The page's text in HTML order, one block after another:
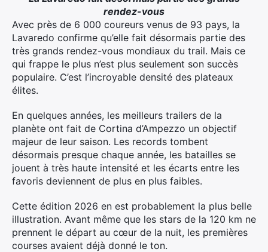
rendez-vous
Avec près de 6 000 coureurs venus de 93 pays, la
Lavaredo confirme qu’elle fait désormais partie des
très grands rendez-vous mondiaux du trail. Mais ce
qui frappe le plus n’est plus seulement son succès
populaire. C’est l’incroyable densité des plateaux
élites.
En quelques années, les meilleurs trailers de la
planète ont fait de Cortina d’Ampezzo un objectif
majeur de leur saison. Les records tombent
désormais presque chaque année, les batailles se
jouent à très haute intensité et les écarts entre les
favoris deviennent de plus en plus faibles.
Cette édition 2026 en est probablement la plus belle
illustration. Avant même que les stars de la 120 km ne
prennent le départ au cœur de la nuit, les premières
courses avaient déjà donné le ton.